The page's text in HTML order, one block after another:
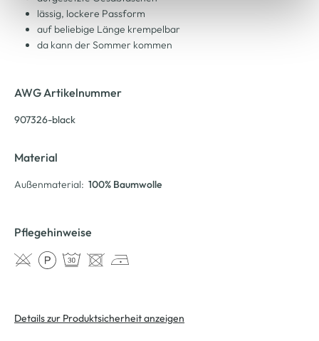
lässig, lockere Passform
auf beliebige Länge krempelbar
da kann der Sommer kommen
AWG Artikelnummer
907326-black
Material
Außenmaterial: 100% Baumwolle
Pflegehinweise
Details zur Produktsicherheit anzeigen